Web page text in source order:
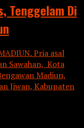
Tenggelam Di
Pria asal
Sawahan, Kota
Madiun,
Jiwan, Kabupaten